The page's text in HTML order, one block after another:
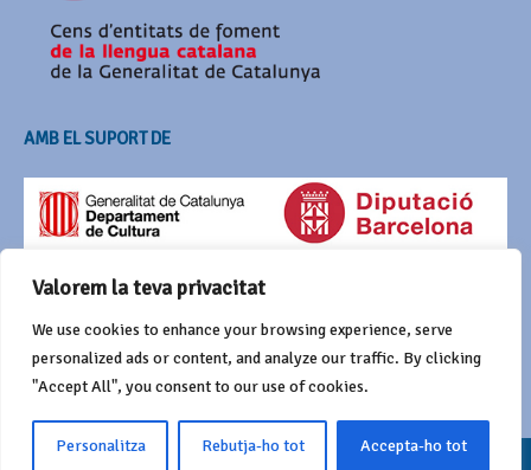
Valorem la teva privacitat
We use cookies to enhance your browsing experience, serve
personalized ads or content, and analyze our traffic. By clicking
"Accept All", you consent to our use of cookies.
Personalitza Rebutja-ho tot Accepta-ho tot
AMB EL SUPORT DE
© 2016 Agrupació del Bestiari Festiu i Popular de Catalunya